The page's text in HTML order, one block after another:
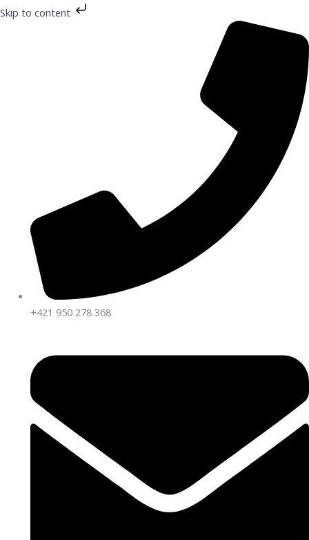
Skip to content
Preskočiť
+421 950 278 368